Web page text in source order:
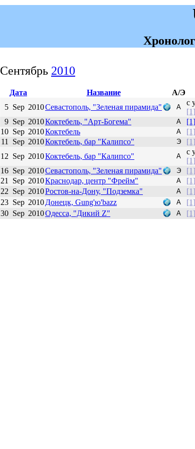
Сентябрь 2010
Дата Название А/Э
5 Sep 2010Севастополь, "Зеленая пирамида" А
с
[1]
9 Sep 2010Коктебель, "Арт-Богема" А
[1]
10 Sep 2010Коктебель А [1]
11
Sep 2010Коктебель, бар "Калипсо" Э [1]
12 Sep 2010Коктебель, бар "Калипсо" А
с
[1]
16 Sep 2010Севастополь, "Зеленая пирамида" Э [1]
21
Sep 2010Краснодар, центр "Фрейм" А [1]
22 Sep 2010Ростов-на-Дону, "Подземка" А [1]
23 Sep 2010Донецк, Gung'ю'bazz А [1]
30 Sep 2010Одесса, "Дикий Z" А [1]